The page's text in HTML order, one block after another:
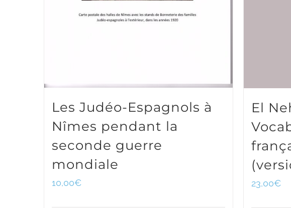
Les Judéo-Espagnols à
Nîmes pendant la
seconde guerre
mondiale
10,00€
El
23,00€